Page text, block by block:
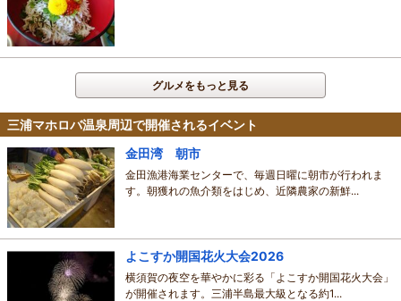
グルメをもっと見る
三浦マホロバ温泉周辺で開催されるイベント
金田湾 朝市
金田漁港海業センターで、毎週日曜に朝市が行われま
す。朝獲れの魚介類をはじめ、近隣農家の新鮮...
よこすか開国花火大会2026
横須賀の夜空を華やかに彩る「よこすか開国花火大会」
が開催されます。三浦半島最大級となる約1...